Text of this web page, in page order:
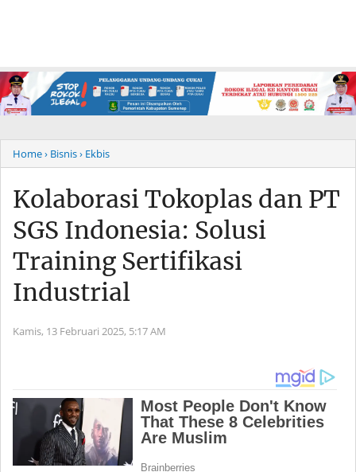
Home› Bisnis› Ekbis
Kolaborasi Tokoplas dan PT
SGS Indonesia: Solusi
Training Sertifikasi
Industrial
Kamis, 13 Februari 2025, 5:17 AM